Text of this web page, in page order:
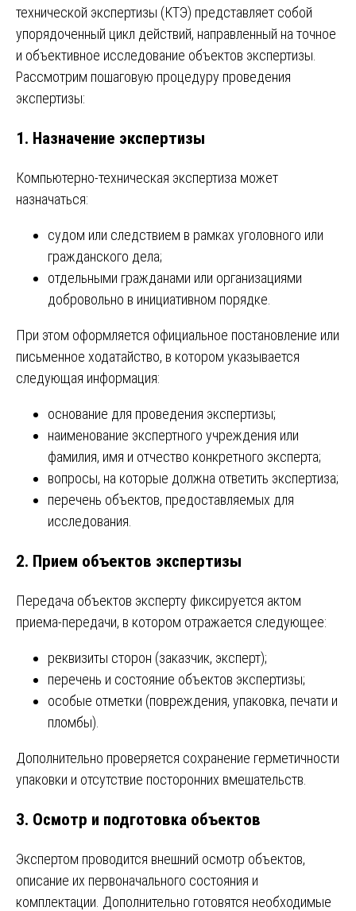
технической экспертизы (КТЭ) представляет собой
упорядоченный цикл действий, направленный на точное
и объективное исследование объектов экспертизы.
Рассмотрим пошаговую процедуру проведения
экспертизы:
1. Назначение экспертизы
Компьютерно-техническая экспертиза может
назначаться:
судом или следствием в рамках уголовного или
гражданского дела;
отдельными гражданами или организациями
добровольно в инициативном порядке.
При этом оформляется официальное постановление или
письменное ходатайство, в котором указывается
следующая информация:
основание для проведения экспертизы;
наименование экспертного учреждения или
фамилия, имя и отчество конкретного эксперта;
вопросы, на которые должна ответить экспертиза;
перечень объектов, предоставляемых для
исследования.
2. Прием объектов экспертизы
Передача объектов эксперту фиксируется актом
приема-передачи, в котором отражается следующее:
реквизиты сторон (заказчик, эксперт);
перечень и состояние объектов экспертизы;
особые отметки (повреждения, упаковка, печати и
пломбы).
Дополнительно проверяется сохранение герметичности
упаковки и отсутствие посторонних вмешательств.
3. Осмотр и подготовка объектов
Экспертом проводится внешний осмотр объектов,
описание их первоначального состояния и
комплектации. Дополнительно готовятся необходимые